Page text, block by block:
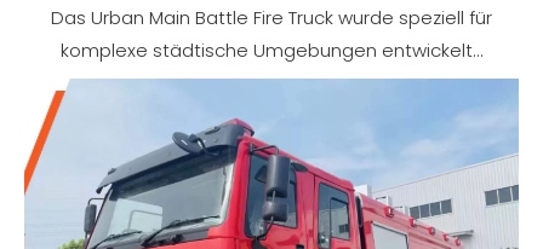
Das Urban Main Battle Fire Truck wurde speziell für
komplexe städtische Umgebungen entwickelt...